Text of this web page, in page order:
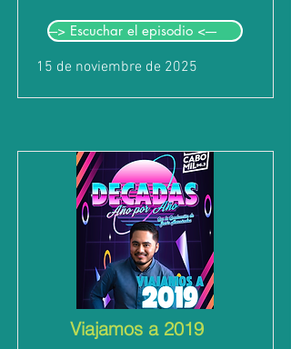
---> Escuchar el episodio <----
15 de noviembre de 2025
Viajamos a 2019